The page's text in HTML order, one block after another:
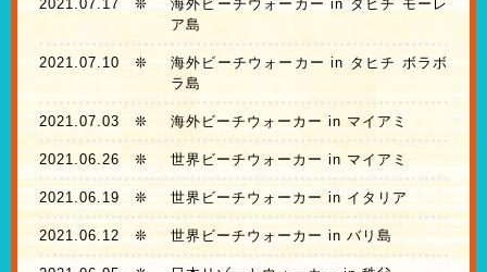
2021.07.17 ❊
海外ビーチウォーカー in タヒチ モーレ
ア島
2021.07.10 ❊
海外ビーチウォーカー in タヒチ ボラボ
ラ島
2021.07.03 ❊ 海外ビーチウォーカー in マイアミ
2021.06.26 ❊ 世界ビーチウォーカー in マイアミ
2021.06.19 ❊ 世界ビーチウォーカー in イタリア
2021.06.12❊ 世界ビーチウォーカー in バリ島